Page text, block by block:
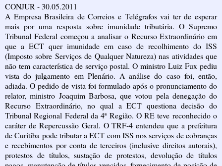
CONJUR - 30.05.2011
A Empresa Brasileira de Correios e Telégrafos vai ter de esperar
mais por uma resposta sobre imunidade tributária. O Supremo
Tribunal Federal começou a analisar o Recurso Extraordinário em
que a ECT quer imunidade em caso de recolhimento do ISS
(Imposto sobre Serviços de Qualquer Natureza) nas atividades que
não tem característica de serviço postal. O ministro Luiz Fux pediu
vista do julgamento em Plenário. A análise do caso foi, então,
adiada. O pedido de vista foi formulado após o pronunciamento do
relator, ministro Joaquim Barbosa, que votou pela denegação do
Recurso Extraordinário, no qual a ECT questiona decisão do
Tribunal Regional Federal da 4ª Região. O RE teve reconhecido o
caráter de Repercussão Geral. O TRF-4 entendeu que a prefeitura
de Curitiba pode tributar a ECT com ISS nos serviços de cobranças
e recebimentos por conta de terceiros (inclusive direitos autorais),
protestos de títulos, sustação de protestos, devolução de títulos